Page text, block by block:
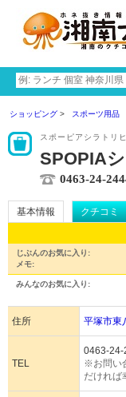
ショッピング スポーツ用品
スポーピアシラトリ
SPOPIA
0463-24-
基本情報 クチコミ
じぶんのお気に入り:
メモ:
みんなのお気に入り:
住所 平塚市東
TEL
0463-24-
※お問い
だければ